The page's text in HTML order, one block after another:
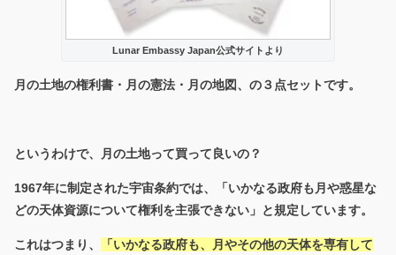
Lunar Embassy Japan公式サイトより
月の土地の権利書・月の憲法・月の地図、の３点セットです。
というわけで、月の土地って買って良いの？
1967年に制定された宇宙条約では、「いかなる政府も月や惑星な
どの天体資源について権利を主張できない」と規定しています。
これはつまり、 「いかなる政府も、月やその他の天体を専有して